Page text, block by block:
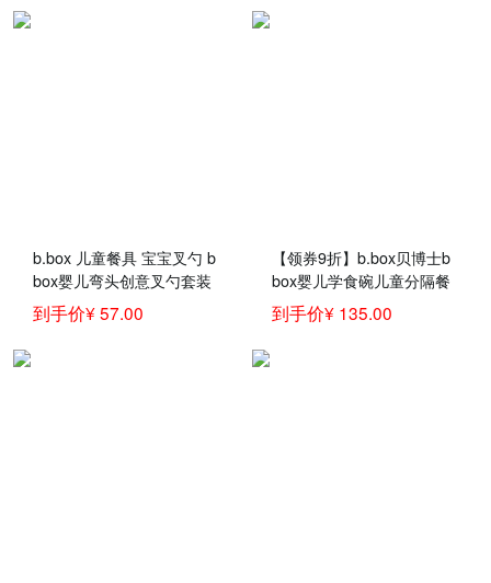
b.box 儿童餐具 宝宝叉勺 b
box婴儿弯头创意叉勺套装
海蓝色宝宝训练叉勺
到手价¥ 57.00
【领券9折】b.box贝博士b
box婴儿学食碗儿童分隔餐
盘 +勺叉套装 bbox宝宝吃
饭组合套装 草莓粉
到手价¥ 135.00